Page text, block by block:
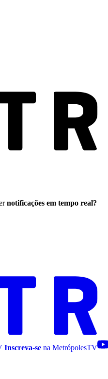
notificações em tempo real?
Inscreva-se na MetrópolesTV